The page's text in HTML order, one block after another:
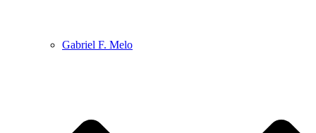
Gabriel F. Melo